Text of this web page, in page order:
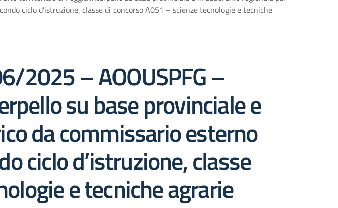
ciclo d’istruzione, classe di concorso A051 – scienze tecnologie e tecniche
2025 – AOOUSPFG –
su base provinciale e
da commissario esterno
ciclo d’istruzione, classe
e tecniche agrarie